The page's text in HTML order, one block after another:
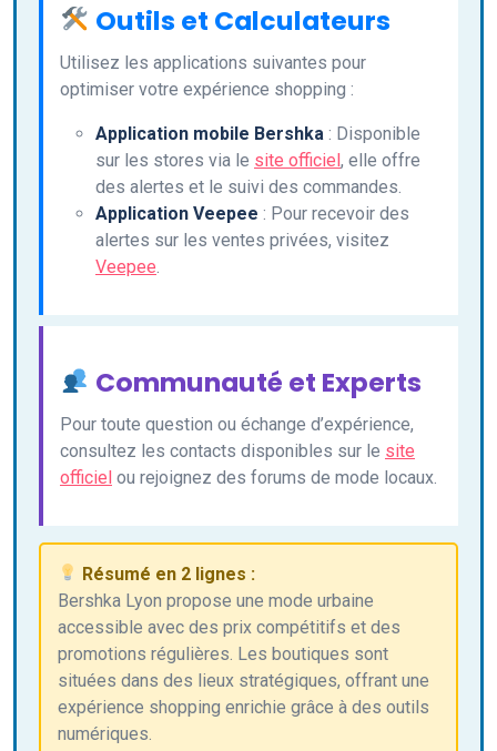
Outils et Calculateurs
Utilisez les applications suivantes pour
optimiser votre expérience shopping :
Application mobile Bershka : Disponible
sur les stores via le site officiel, elle offre
des alertes et le suivi des commandes.
Application Veepee : Pour recevoir des
alertes sur les ventes privées, visitez
Veepee
Communauté et Experts
Pour toute question ou échange d’expérience,
consultez les contacts disponibles sur le site
officiel ou rejoignez des forums de mode locaux.
Résumé en 2 lignes :
Bershka Lyon propose une mode urbaine
accessible avec des prix compétitifs et des
promotions régulières. Les boutiques sont
situées dans des lieux stratégiques, offrant une
expérience shopping enrichie grâce à des outils
numériques.